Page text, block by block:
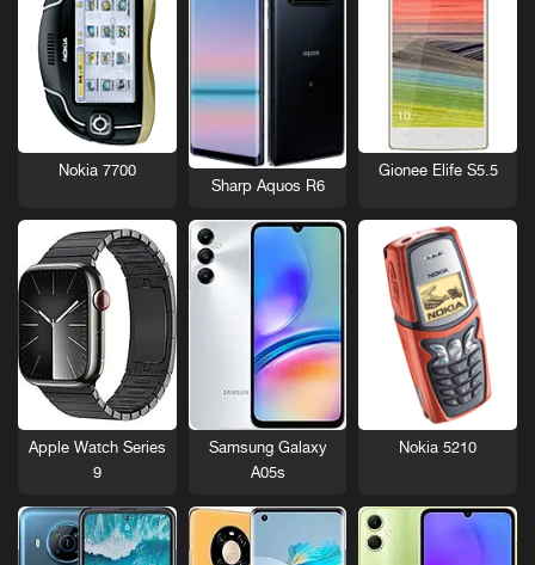
Gionee Elife S5.5
Sharp Aquos R6
Nokia 7700
Nokia 5210
Samsung Galaxy
A05s
Apple Watch Series
9